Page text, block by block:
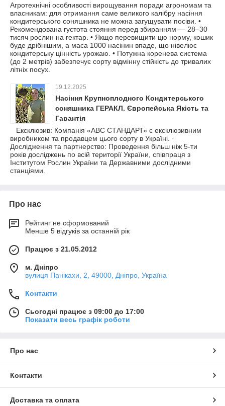
Агротехнічні особливості вирощування поради агрономам та
власникам: для отримання саме великого калібру насіння
кондитерського соняшника не можна загущувати посіви. •
Рекомендована густота стояння перед збиранням — 28–30
тисяч рослин на гектар. • Якщо перевищити цю норму, кошик
буде дрібнішим, а маса 1000 насінин впаде, що нівелює
кондитерську цінність урожаю. • Потужна коренева система
(до 2 метрів) забезпечує сорту відмінну стійкість до тривалих
літніх посух.
19.12.2025
Насіння Крупноплодного Кондитерського
соняшника ГЕРАКЛ. Європейська Якість та
Гарантія
Ексклюзив: Компанія «АВС СТАНДАРТ» є ексклюзивним
виробником та продавцем цього сорту в Україні. ·
Дослідження та партнерство: Проведення більш ніж 5-ти
років досліджень по всій території України, співпраця з
Інститутом Рослин України та Державними дослідними
станціями.
Про нас
Рейтинг не сформований
Менше 5 відгуків за останній рік
Працює з 21.05.2012
м. Дніпро
вулиця Панікахи, 2, 49000, Дніпро, Україна
Контакти
Сьогодні працює з 09:00 до 17:00
Показати весь графік роботи
Про нас
Контакти
Доставка та оплата